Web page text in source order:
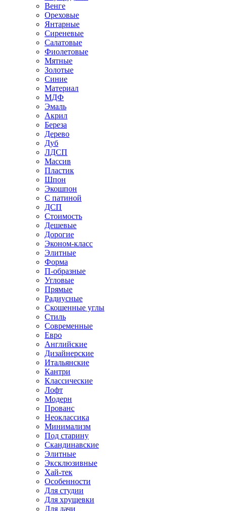
Венге
Ореховые
Янтарные
Сиреневые
Салатовые
Фиолетовые
Мятные
Золотые
Синие
Материал
МДФ
Эмаль
Акрил
Береза
Дерево
Дуб
ЛДСП
Массив
Пластик
Шпон
Экошпон
С патиной
ДСП
Стоимость
Дешевые
Дорогие
Эконом-класс
Элитные
Форма
П-образные
Угловые
Прямые
Радиусные
Скошенные углы
Стиль
Современные
Евро
Английские
Дизайнерские
Итальянские
Кантри
Классические
Лофт
Модерн
Прованс
Неоклассика
Минимализм
Под старину
Скандинавские
Элитные
Эксклюзивные
Хай-тек
Особенности
Для студии
Для хрущевки
Для дачи